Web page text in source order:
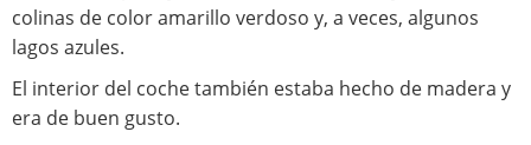
colinas de color amarillo verdoso y, a veces, algunos
lagos azules.
El interior del coche también estaba hecho de madera y
era de buen gusto.